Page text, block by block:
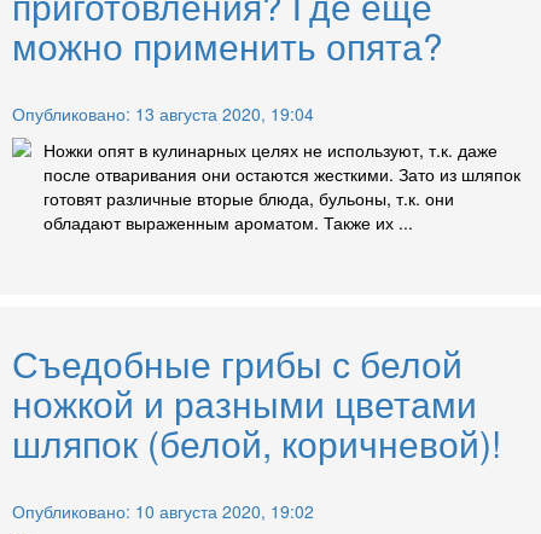
можно применить опята?
Опубликовано: 13 августа 2020, 19:04
Ножки опят в кулинарных целях не используют, т.к. даже
после отваривания они остаются жесткими. Зато из шляпок
готовят различные вторые блюда, бульоны, т.к. они
обладают выраженным ароматом. Также их ...
Съедобные грибы с белой
ножкой и разными цветами
шляпок (белой, коричневой)!
Опубликовано: 10 августа 2020, 19:02